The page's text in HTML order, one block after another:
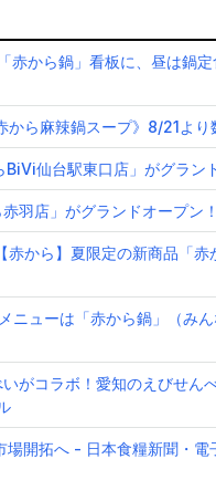
赤から鍋」看板に、昼は鍋
から麻辣鍋スープ》8/21よ
仙台駅東口店」がグラン
赤羽店」がグランドオープ
から】夏限定の新商品「
ニューは「赤から鍋」（み
がコラボ！愛知のえびせ
場開拓へ - 日本食糧新聞・電